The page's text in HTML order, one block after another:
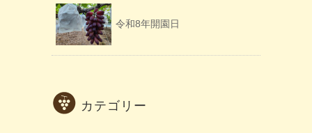
令和8年開園日
カテゴリー